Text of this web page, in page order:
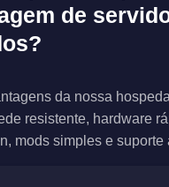
de
da nossa
resistente, hardware
mods simples e suporte